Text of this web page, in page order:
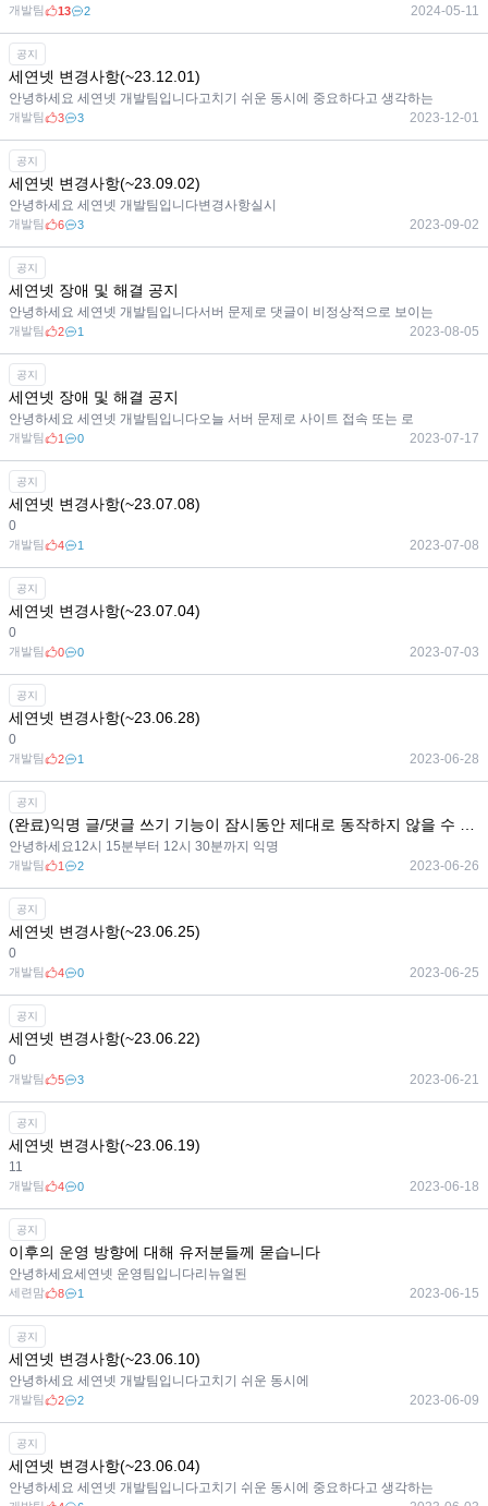
개발팀 13 2 2024-05-11
공지
세연넷 변경사항(~23.12.01)
안녕하세요 세연넷 개발팀입니다고치기 쉬운 동시에 중요하다고 생각하는
개발팀 3 3 2023-12-01
공지
세연넷 변경사항(~23.09.02)
안녕하세요 세연넷 개발팀입니다변경사항실시
개발팀 6 3 2023-09-02
공지
세연넷 장애 및 해결 공지
안녕하세요 세연넷 개발팀입니다서버 문제로 댓글이 비정상적으로 보이는
개발팀 2 1 2023-08-05
공지
세연넷 장애 및 해결 공지
안녕하세요 세연넷 개발팀입니다오늘 서버 문제로 사이트 접속 또는 로
개발팀 1 0 2023-07-17
공지
세연넷 변경사항(~23.07.08)
0
개발팀 4 1 2023-07-08
공지
세연넷 변경사항(~23.07.04)
0
개발팀 0 0 2023-07-03
공지
세연넷 변경사항(~23.06.28)
0
개발팀 2 1 2023-06-28
공지
안녕하세요12시 15분부터 12시 30분까지 익명
개발팀 1 2 2023-06-26
공지
세연넷 변경사항(~23.06.25)
0
개발팀 4 0 2023-06-25
공지
세연넷 변경사항(~23.06.22)
0
개발팀 5 3 2023-06-21
공지
세연넷 변경사항(~23.06.19)
11
개발팀 4 0 2023-06-18
공지
이후의 운영 방향에 대해 유저분들께 묻습니다
안녕하세요세연넷 운영팀입니다리뉴얼된
세련맘 8 1 2023-06-15
공지
세연넷 변경사항(~23.06.10)
안녕하세요 세연넷 개발팀입니다고치기 쉬운 동시에
개발팀 2 2 2023-06-09
공지
세연넷 변경사항(~23.06.04)
안녕하세요 세연넷 개발팀입니다고치기 쉬운 동시에 중요하다고 생각하는